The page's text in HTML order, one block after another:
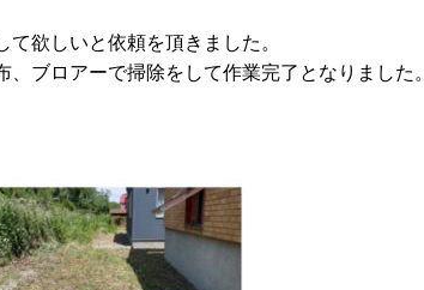
欲しいと依頼を頂きました。
ブロアーで掃除をして作業完了となりました。